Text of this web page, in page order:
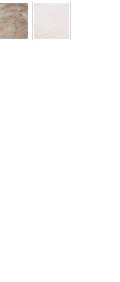
satírozott
Kagylóhéj satírozott
Törtfehér